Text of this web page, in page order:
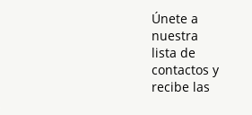
Únete a
nuestra
lista de
contactos y
recibe las